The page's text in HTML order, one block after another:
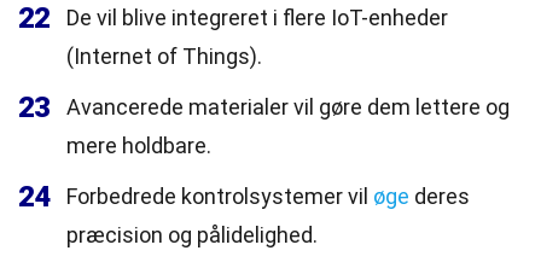
22
De vil blive integreret i flere IoT-enheder
(Internet of Things).
23
Avancerede materialer vil gøre dem lettere og
mere holdbare.
24 Forbedrede kontrolsystemer vil øge deres
præcision og pålidelighed.